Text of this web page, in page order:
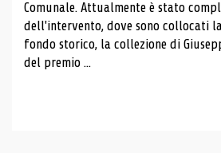
Comunale. Attualmente è stato
dell'intervento, dove sono collocati
fondo storico, la collezione di
del premio ...